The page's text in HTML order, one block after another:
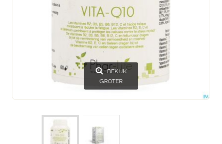
BEKIJK
GROTER